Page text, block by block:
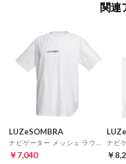
関連
LUZeSOMBRA
￥7,040 ￥